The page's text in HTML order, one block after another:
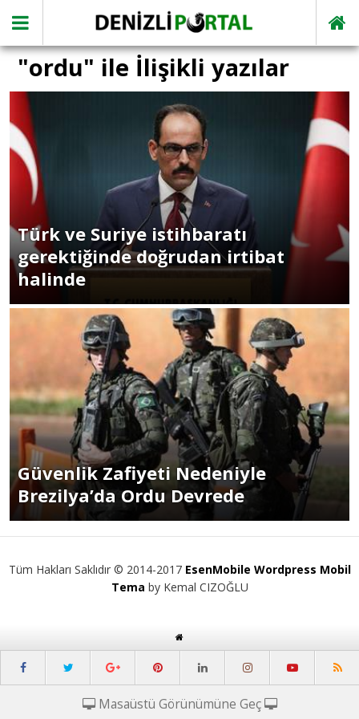
"ordu" ile İlişikli yazılar
Türk ve Suriye istihbaratı
gerektiğinde doğrudan irtibat
halinde
Güvenlik Zafiyeti Nedeniyle
Brezilya’da Ordu Devrede
Tüm Hakları Saklıdır © 2014-2017 EsenMobile Wordpress Mobil
Tema by Kemal CIZOĞLU
Masaüstü Görünümüne Geç